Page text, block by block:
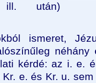
ill. után)
ismeret,
kérdé: az i. e.
e. és Kr. u.